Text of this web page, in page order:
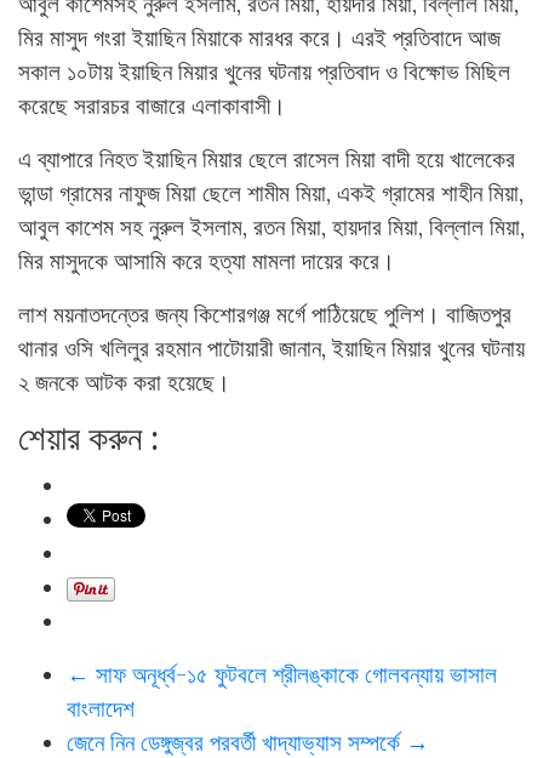
মির মাসুদ গংরা ইয়াছিন মিয়াকে মারধর করে। এরই প্রতিবাদে আজ
সকাল ১০টায় ইয়াছিন মিয়ার খুনের ঘটনায় প্রতিবাদ ও বিক্ষোভ মিছিল
করেছে সরারচর বাজারে এলাকাবাসী।
এ ব্যাপারে নিহত ইয়াছিন মিয়ার ছেলে রাসেল মিয়া বাদী হয়ে খালেকের
ভান্ডা গ্রামের নাফুজ মিয়া ছেলে শামীম মিয়া, একই গ্রামের শাহীন মিয়া,
আবুল কাশেম সহ নুরুল ইসলাম, রতন মিয়া, হায়দার মিয়া, বিল্লাল মিয়া,
মির মাসুদকে আসামি করে হত্যা মামলা দায়ের করে।
লাশ ময়নাতদন্তের জন্য কিশোরগঞ্জ মর্গে পাঠিয়েছে পুলিশ। বাজিতপুর
থানার ওসি খলিলুর রহমান পাটোয়ারী জানান, ইয়াছিন মিয়ার খুনের ঘটনায়
২ জনকে আটক করা হয়েছে।
শেয়ার করুন :
← সাফ অনূর্ধ্ব-১৫ ফুটবলে শ্রীলঙ্কাকে গোলবন্যায় ভাসাল
বাংলাদেশ
জেনে নিন ডেঙ্গুজ্বর পরবর্তী খাদ্যাভ্যাস সম্পর্কে →